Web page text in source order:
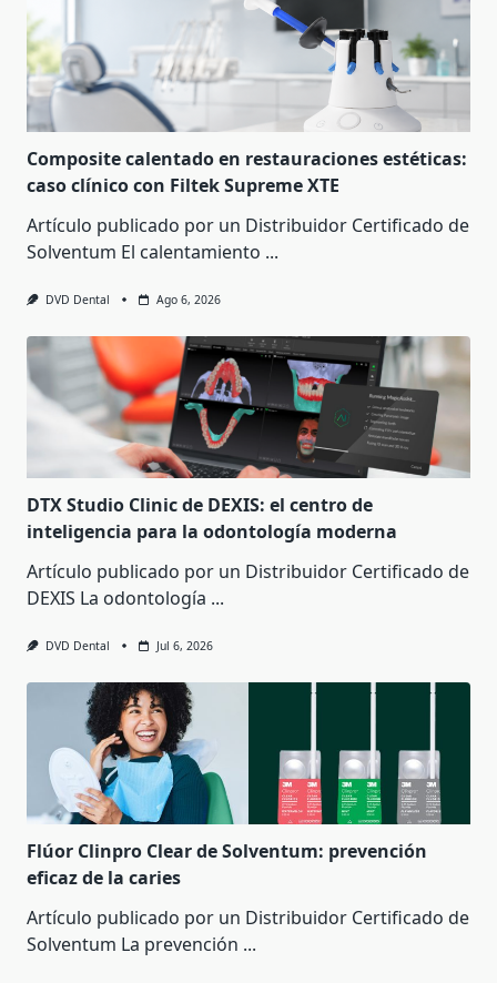
Composite calentado en restauraciones estéticas:
caso clínico con Filtek Supreme XTE
Artículo publicado por un Distribuidor Certificado de
Solventum El calentamiento ...
DVD Dental Ago 6, 2026
DTX Studio Clinic de DEXIS: el centro de
inteligencia para la odontología moderna
Artículo publicado por un Distribuidor Certificado de
DEXIS La odontología ...
DVD Dental Jul 6, 2026
Flúor Clinpro Clear de Solventum: prevención
eficaz de la caries
Artículo publicado por un Distribuidor Certificado de
Solventum La prevención ...